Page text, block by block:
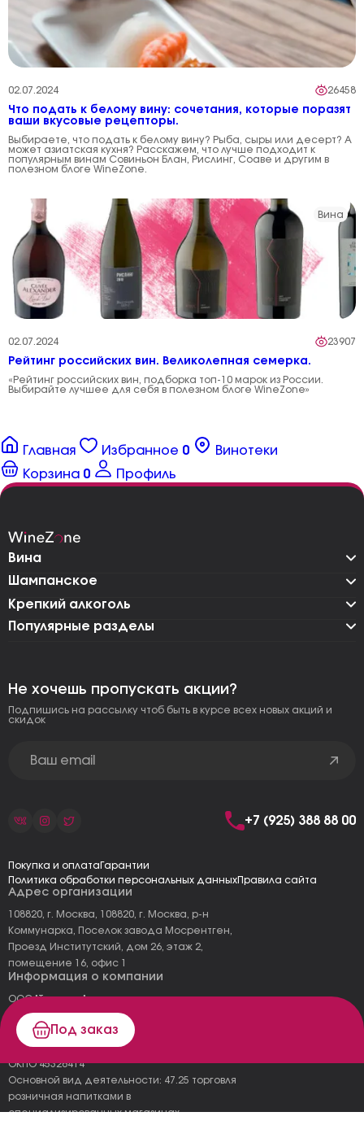
Под заказ
02.07.2024 26458
Что подать к белому вину: сочетания, которые поразят
ваши вкусовые рецепторы.
Выбираете, что подать к белому вину? Рыба, сыры или десерт? А
может азиатская кухня? Расскажем, что лучше подходит к
популярным винам Совиньон Блан, Рислинг, Соаве и другим в
полезном блоге WineZone.
Вина
02.07.2024 23907
Рейтинг российских вин. Великолепная семерка.
«Рейтинг российских вин, подборка топ-10 марок из России.
Выбирайте лучшее для себя в полезном блоге WineZone»
Главная Избранное 0
Винотеки
Корзина 0 Профиль
Вина
Шампанское
Крепкий алкоголь
Популярные разделы
Адрес организации
108820, г. Москва, 108820, г. Москва, р-н
Коммунарка, Поселок завода Мосрентген,
Проезд Институтский, дом 26, этаж 2,
помещение 16, офис 1
Информация о компании
ООО "Тоскана"
ИНН: 7727177973
КПП: 775101001
ОГРН 1157746478120
ОКПО 45326414
Основной вид деятельности: 47.25 торговля
розничная напитками в
специализированных магазинах
Не хочешь пропускать акции?
Подпишись на рассылку чтоб быть в курсе всех новых акций и
скидок
+7 (925) 388 88 00
Покупка и оплата Гарантии
Политика обработки персональных данныхПравила сайта